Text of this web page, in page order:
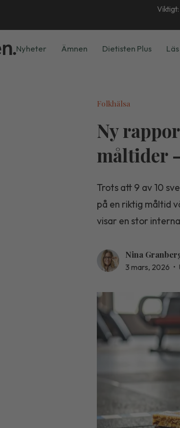
Nyheter Ämnen Dietisten Plus
Folkhälsa
Ny
måltider
Trots att 9 av 10
på en riktig måltid
visar en stor
Nina
3 mars, 2026 •